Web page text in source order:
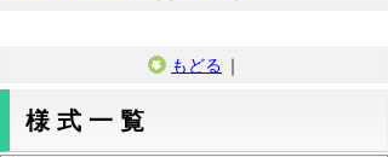
もどる ｜
様式一覧